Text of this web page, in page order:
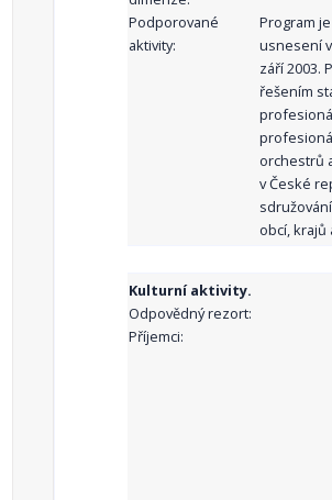
Podporované
aktivity:
Program
usnesení
září 2003.
řešením
orchestrů
v České
obcí, krajů
Kulturní aktivity.
Odpovědný rezort:
Příjemci: